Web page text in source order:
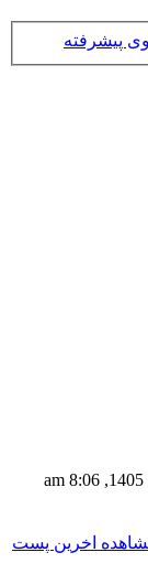
پیشرفته
اخرین پست